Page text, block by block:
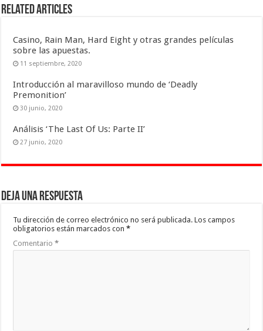
Related Articles
Casino, Rain Man, Hard Eight y otras grandes películas
sobre las apuestas.
11 septiembre, 2020
Introducción al maravilloso mundo de ‘Deadly
Premonition’
30 junio, 2020
Análisis ‘The Last Of Us: Parte II’
27 junio, 2020
Deja una respuesta
Tu dirección de correo electrónico no será publicada. Los campos
obligatorios están marcados con*
Comentario*